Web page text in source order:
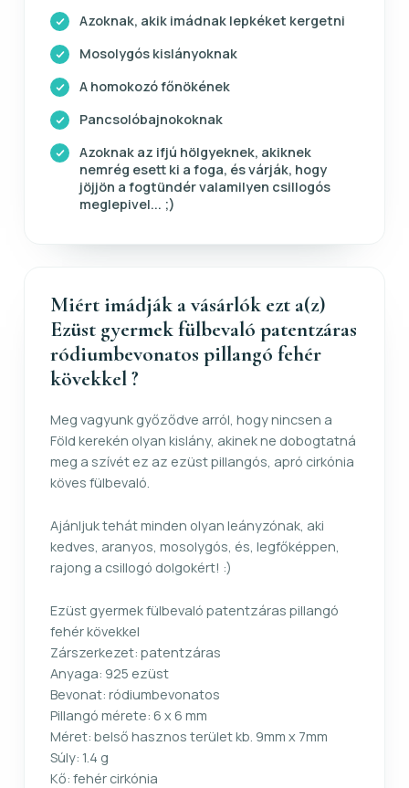
Azoknak, akik imádnak lepkéket kergetni
Mosolygós kislányoknak
A homokozó főnökének
Pancsolóbajnokoknak
Azoknak az ifjú hölgyeknek, akiknek
nemrég esett ki a foga, és várják, hogy
jöjjön a fogtündér valamilyen csillogós
meglepivel... ;)
Miért imádják a vásárlók ezt a(z)
Ezüst gyermek fülbevaló patentzáras
ródiumbevonatos pillangó fehér
kövekkel ?
Meg vagyunk győződve arról, hogy nincsen a
Föld kerekén olyan kislány, akinek ne dobogtatná
meg a szívét ez az ezüst pillangós, apró cirkónia
köves fülbevaló.
Ajánljuk tehát minden olyan leányzónak, aki
kedves, aranyos, mosolygós, és, legfőképpen,
rajong a csillogó dolgokért! :)
Ezüst gyermek fülbevaló patentzáras pillangó
fehér kövekkel
Zárszerkezet: patentzáras
Anyaga: 925 ezüst
Bevonat: ródiumbevonatos
Pillangó mérete: 6 x 6 mm
Méret: belső hasznos terület kb. 9mm x 7mm
Súly: 1.4 g
Kő: fehér cirkónia